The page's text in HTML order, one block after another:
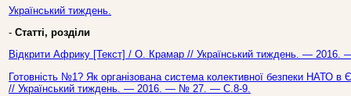
Український тиждень.
- Статті, розділи
Відкрити Африку [Текст] / О. Крамар // Український тиждень. —
Готовність №1? Як організована система колективної безпеки НАТО в
// Український тиждень. — 2016. — № 27. — С.8-9.